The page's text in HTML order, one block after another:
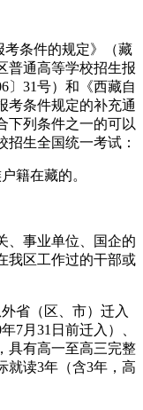
考条件的规定》（藏
普通高等学校招生报
〕31号）和《西藏自
考条件规定的补充通
下列条件之一的可以
招生全国统一考试：
籍在藏的。
、事业单位、国企的
我区工作过的干部或
省（区、市）迁入
7月31日前迁入）、
具有高一至高三完整
就读3年（含3年，高